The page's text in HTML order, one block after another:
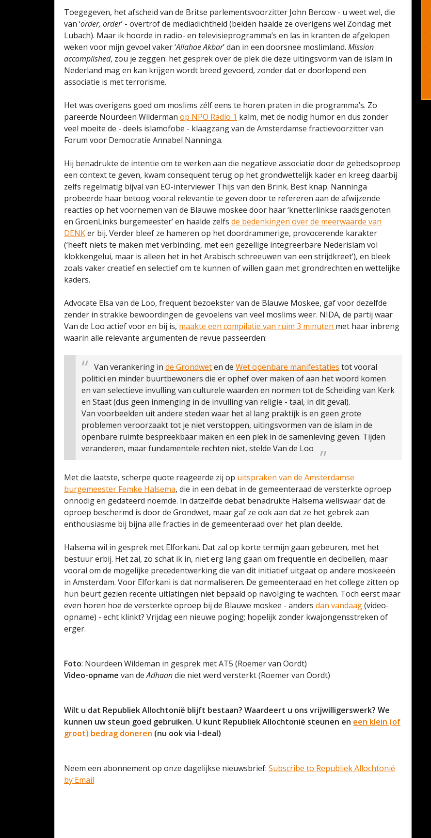
Toegegeven, het afscheid van de Britse parlementsvoorzitter John Bercow - u weet wel, die
van ‘order, order’ - overtrof de mediadichtheid (beiden haalde ze overigens wel Zondag met
Lubach). Maar ik hoorde in radio- en televisieprogramma’s en las in kranten de afgelopen
weken voor mijn gevoel vaker ‘Allahoe Akbar’ dan in een doorsnee moslimland. Mission
accomplished, zou je zeggen: het gesprek over de plek die deze uitingsvorm van de islam in
Nederland mag en kan krijgen wordt breed gevoerd, zonder dat er doorlopend een
associatie is met terrorisme.
Het was overigens goed om moslims zélf eens te horen praten in die programma’s. Zo
pareerde Nourdeen Wilderman op NPO Radio 1 kalm, met de nodig humor en dus zonder
veel moeite de - deels islamofobe - klaagzang van de Amsterdamse fractievoorzitter van
Forum voor Democratie Annabel Nanninga.
Hij benadrukte de intentie om te werken aan die negatieve associatie door de gebedsoproep
een context te geven, kwam consequent terug op het grondwettelijk kader en kreeg daarbij
zelfs regelmatig bijval van EO-interviewer Thijs van den Brink. Best knap. Nanninga
probeerde haar betoog vooral relevantie te geven door te refereren aan de afwijzende
reacties op het voornemen van de Blauwe moskee door haar ‘knetterlinkse raadsgenoten
en GroenLinks burgemeester’ en haalde zelfs de bedenkingen over de meerwaarde van
DENKer bij. Verder bleef ze hameren op het doordrammerige, provocerende karakter
(‘heeft niets te maken met verbinding, met een gezellige integreerbare Nederislam vol
klokkengelui, maar is alleen het in het Arabisch schreeuwen van een strijdkreet’), en bleek
zoals vaker creatief en selectief om te kunnen of willen gaan met grondrechten en wettelijke
kaders.
Advocate Elsa van de Loo, frequent bezoekster van de Blauwe Moskee, gaf voor dezelfde
zender in strakke bewoordingen de gevoelens van veel moslims weer. NIDA, de partij waar
Van de Loo actief voor en bij is, maakte een compilatie van ruim 3 minuten met haar inbreng
waarin alle relevante argumenten de revue passeerden:
Van verankering in de Grondweten de Wet openbare manifestaties tot vooral
politici en minder buurtbewoners die er ophef over maken of aan het woord komen
en van selectieve invulling van culturele waarden en normen tot de Scheiding van Kerk
en Staat (dus geen inmenging in de invulling van religie - taal, in dit geval).
Van voorbeelden uit andere steden waar het al lang praktijk is en geen grote
problemen veroorzaakt tot je niet verstoppen, uitingsvormen van de islam in de
openbare ruimte bespreekbaar maken en een plek in de samenleving geven. Tijden
veranderen, maar fundamentele rechten niet, stelde Van de Loo
Met die laatste, scherpe quote reageerde zij op uitspraken van de Amsterdamse
burgemeester Femke Halsema, die in een debat in de gemeenteraad de versterkte oproep
onnodig en gedateerd noemde. In datzelfde debat benadrukte Halsema weliswaar dat de
oproep beschermd is door de Grondwet, maar gaf ze ook aan dat ze het gebrek aan
enthousiasme bij bijna alle fracties in de gemeenteraad over het plan deelde.
Halsema wil in gesprek met Elforkani. Dat zal op korte termijn gaan gebeuren, met het
bestuur erbij. Het zal, zo schat ik in, niet erg lang gaan om frequentie en decibellen, maar
vooral om de mogelijke precedentwerking die van dit initiatief uitgaat op andere moskeeën
in Amsterdam. Voor Elforkani is dat normaliseren. De gemeenteraad en het college zitten op
hun beurt gezien recente uitlatingen niet bepaald op navolging te wachten. Toch eerst maar
even horen hoe de versterkte oproep bij de Blauwe moskee - anders dan vandaag(video-
opname) - echt klinkt? Vrijdag een nieuwe poging; hopelijk zonder kwajongensstreken of
erger.
Foto: Nourdeen Wildeman in gesprek met AT5 (Roemer van Oordt)
Video-opname van deAdhaandie niet werd versterkt (Roemer van Oordt)
Wilt u dat Republiek Allochtonië blijft bestaan? Waardeert u ons vrijwilligerswerk? We
kunnen uw steun goed gebruiken. U kunt Republiek Allochtonië steunen en een klein (of
groot) bedrag doneren (nu ook via I-deal)
Neem een abonnement op onze dagelijkse nieuwsbrief: Subscribe to Republiek Allochtonië
by Email